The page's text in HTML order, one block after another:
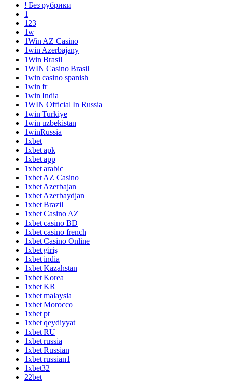
! Без рубрики
1
123
1w
1Win AZ Casino
1win Azerbajany
1Win Brasil
1WIN Casino Brasil
1win casino spanish
1win fr
1win India
1WIN Official In Russia
1win Turkiye
1win uzbekistan
1winRussia
1xbet
1xbet apk
1xbet app
1xbet arabic
1xbet AZ Casino
1xbet Azerbajan
1xbet Azerbaydjan
1xbet Brazil
1xbet Casino AZ
1xbet casino BD
1xbet casino french
1xbet Casino Online
1xbet giriş
1xbet india
1xbet Kazahstan
1xbet Korea
1xbet KR
1xbet malaysia
1xbet Morocco
1xbet pt
1xbet qeydiyyat
1xbet RU
1xbet russia
1xbet Russian
1xbet russian1
1xbet32
22bet